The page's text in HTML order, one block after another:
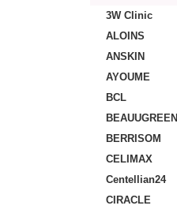
3W Clinic
ALOINS
ANSKIN
AYOUME
BCL
BEAUUGREEN
BERRISOM
CELIMAX
Centellian24
CIRACLE